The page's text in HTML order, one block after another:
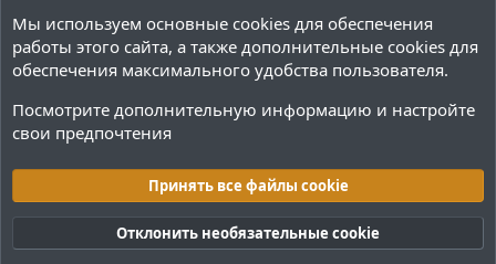
о
с
о
с
Cookies Тёмная (2020)
Русский (RU)
Обратная связь
Условия и правила
Политика конфиденциальности
Помощь
R
Мы используем основные cookies для обеспечения
работы этого сайта, а также дополнительные cookies для
обеспечения максимального удобства пользователя.
Посмотрите дополнительную информацию и настройте
свои предпочтения
Принять все файлы cookie
Отклонить необязательные cookie